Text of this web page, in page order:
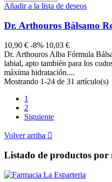
Añadir a la lista de deseos
Dr. Arthouros Bálsamo
10,90 € -8% 10,03 €
Dr. Arthouros Alba Fórmula
labial, apto también para los
máxima hidratación....
Mostrando 1-24 de 31 artículo(s)
1
2
Siguiente
Volver arriba 
Listado de productos